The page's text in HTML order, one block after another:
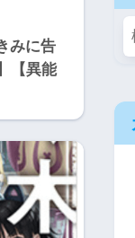
みに告
【異能